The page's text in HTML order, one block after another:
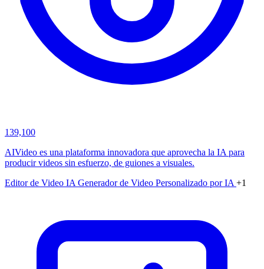
139,100
AIVideo es una plataforma innovadora que aprovecha la IA para
producir videos sin esfuerzo, de guiones a visuales.
Editor de Video IA Generador de Video Personalizado por IA +1